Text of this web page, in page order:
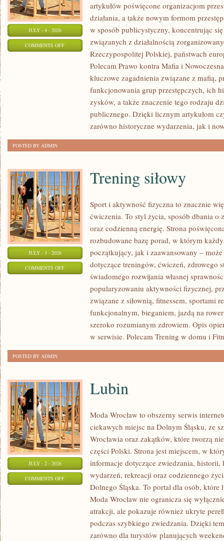
JULY - 4 - 2026
COMMENTS OFFON
TAJEMNICE
NIEWYJAŚNIONE
artykułów poświęcone organizacjom
działania, a także nowym formom
w sposób publicystyczny, koncentrując
związanych z działalnością
Rzeczypospolitej Polskiej, państwach
Polecam Prawo kontra Mafia i
kluczowe zagadnienia związane z mafią,
funkcjonowania grup przestępczych, ich
zysków, a także znaczenie tego rodzaju
publicznego. Dzięki licznym artykułom
zarówno historyczne wydarzenia, jak i
POSTED BY ADMIN
JULY - 3 - 2026
COMMENTS OFFON
Trening siłowy
Sport i aktywność fizyczna to znacznie
ćwiczenia. To styl życia, sposób dbania o
oraz codzienną energię. Strona
rozbudowane bazę porad, w którym
początkujący, jak i zaawansowany –
dotyczące treningów, ćwiczeń, zdrowego
świadomego rozwijania własnej
popularyzowaniu aktywności fizycznej,
związane z siłownią, fitnessem, sportami
funkcjonalnym, bieganiem, jazdą na
szeroko rozumianym zdrowiem. Opis
w serwisie. Polecam Trening w domu i
POSTED BY ADMIN
JULY - 2 - 2026
COMMENTS OFFON
Lubin
Moda Wrocław to obszerny serwis
ciekawych miejsc na Dolnym Śląsku, ze
Wrocławia oraz zakątków, które tworzą
części Polski. Strona jest miejscem, w
informacje dotyczące zwiedzania,
wydarzeń, rekreacji oraz codziennego
Dolnego Śląska. To portal dla osób,
Moda Wrocław nie ogranicza się
atrakcji, ale pokazuje również ukryte
podczas szybkiego zwiedzania. Dzięki
zarówno dla turystów planujących